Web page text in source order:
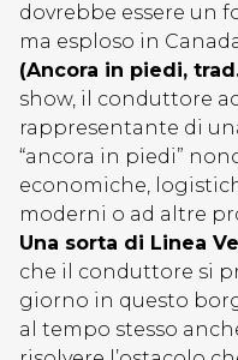
dovrebbe essere un
ma esploso in
(Ancora in piedi,
show, il conduttore
rappresentante di
“ancora in piedi”
economiche,
moderni o ad altre
Una sorta di Linea
che il conduttore si
giorno in questo
al tempo stesso